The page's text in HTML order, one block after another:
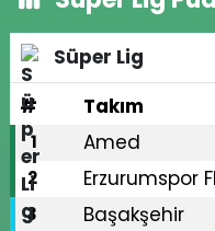
Süper Lig
#
Takım
1 Amed
2 Erzurumspor
3 Başakşehir